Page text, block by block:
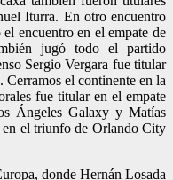
Iturra. En otro encuentro
encuentro en el empate de
jugó todo el partido
Sergio Vergara fue titular
Cerramos el continente en la
fue titular en el empate
Ángeles Galaxy y Matías
el triunfo de Orlando City
donde Hernán Losada